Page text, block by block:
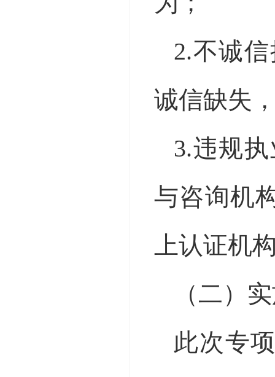
2.不诚
诚信缺失
3.违规
与咨询机
上认证机
（二）
此次专